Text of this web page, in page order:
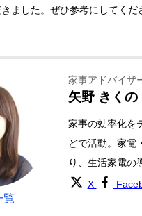
ました。ぜひ参考にしてくだ
覧
家事アドバイザ
矢野 きくの
家事の効率化を
どで活動。家電
り、生活家電の
X